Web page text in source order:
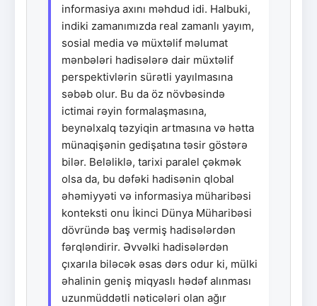
informasiya axını məhdud idi. Halbuki,
indiki zamanımızda real zamanlı yayım,
sosial media və müxtəlif məlumat
mənbələri hadisələrə dair müxtəlif
perspektivlərin sürətli yayılmasına
səbəb olur. Bu da öz növbəsində
ictimai rəyin formalaşmasına,
beynəlxalq təzyiqin artmasına və hətta
münaqişənin gedişatına təsir göstərə
bilər. Beləliklə, tarixi paralel çəkmək
olsa da, bu dəfəki hadisənin qlobal
əhəmiyyəti və informasiya müharibəsi
konteksti onu İkinci Dünya Müharibəsi
dövründə baş vermiş hadisələrdən
fərqləndirir. Əvvəlki hadisələrdən
çıxarıla biləcək əsas dərs odur ki, mülki
əhalinin geniş miqyaslı hədəf alınması
uzunmüddətli nəticələri olan ağır